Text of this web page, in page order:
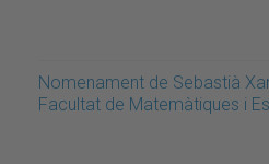
Nomenament de Sebastià
Facultat de Matemàtiques i